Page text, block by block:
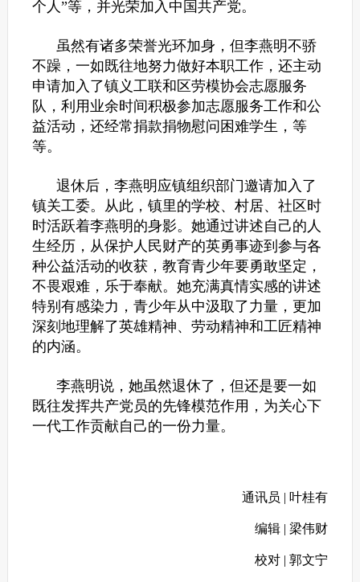
个人”等，并光荣加入中国共产党。
虽然有诸多荣誉光环加身，但李燕明不骄
不躁，一如既往地努力做好本职工作，还主动
申请加入了镇义工联和区劳模协会志愿服务
队，利用业余时间积极参加志愿服务工作和公
益活动，还经常捐款捐物慰问困难学生，等
等。
退休后，李燕明应镇组织部门邀请加入了
镇关工委。从此，镇里的学校、村居、社区时
时活跃着李燕明的身影。她通过讲述自己的人
生经历，从保护人民财产的英勇事迹到参与各
种公益活动的收获，教育青少年要勇敢坚定，
不畏艰难，乐于奉献。她充满真情实感的讲述
特别有感染力，青少年从中汲取了力量，更加
深刻地理解了英雄精神、劳动精神和工匠精神
的内涵。
李燕明说，她虽然退休了，但还是要一如
既往发挥共产党员的先锋模范作用，为关心下
一代工作贡献自己的一份力量。
通讯员 | 叶桂有
编辑 | 梁伟财
校对 | 郭文宁